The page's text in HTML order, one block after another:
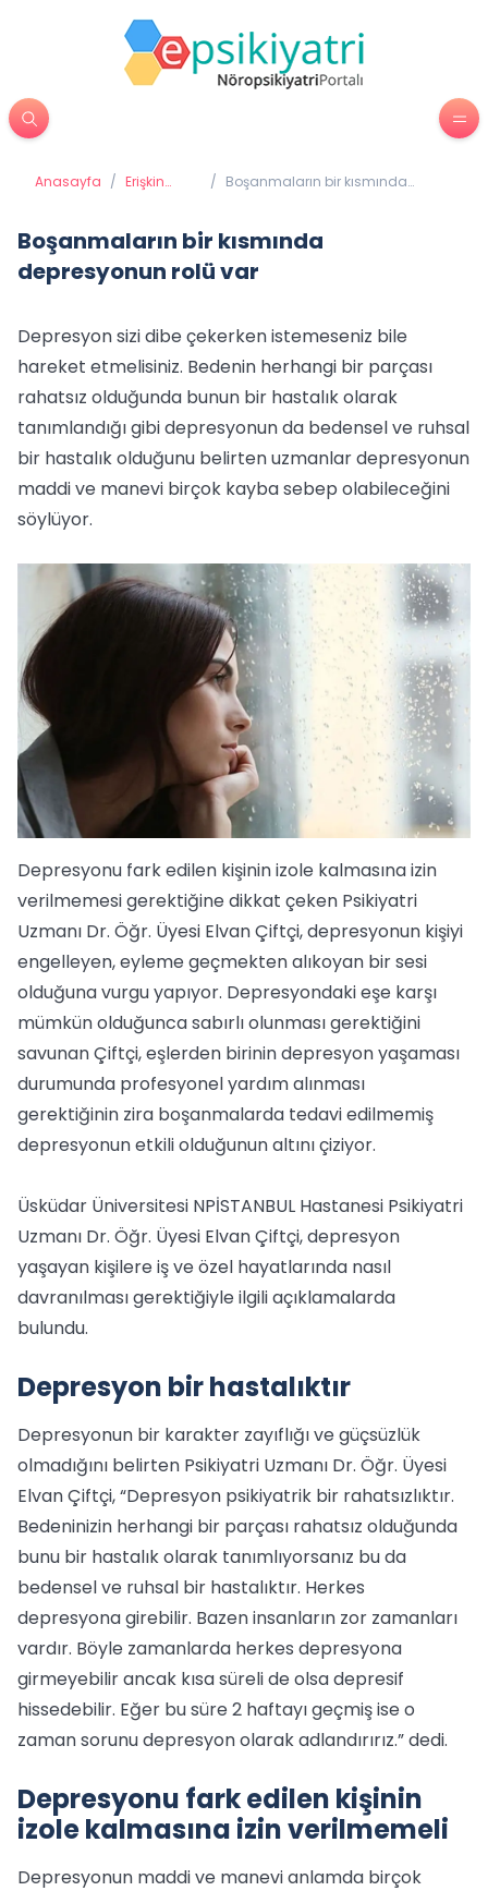
Anasayfa / Erişkin
/ Boşanmaların bir kısmında
Boşanmaların bir kısmında
depresyonun rolü var
Depresyon sizi dibe çekerken istemeseniz bile
hareket etmelisiniz. Bedenin herhangi bir parçası
rahatsız olduğunda bunun bir hastalık olarak
tanımlandığı gibi depresyonun da bedensel ve ruhsal
bir hastalık olduğunu belirten uzmanlar depresyonun
maddi ve manevi birçok kayba sebep olabileceğini
söylüyor.
Depresyonu fark edilen kişinin izole kalmasına izin
verilmemesi gerektiğine dikkat çeken Psikiyatri
Uzmanı Dr. Öğr. Üyesi Elvan Çiftçi, depresyonun kişiyi
engelleyen, eyleme geçmekten alıkoyan bir sesi
olduğuna vurgu yapıyor. Depresyondaki eşe karşı
mümkün olduğunca sabırlı olunması gerektiğini
savunan Çiftçi, eşlerden birinin depresyon yaşaması
durumunda profesyonel yardım alınması
gerektiğinin zira boşanmalarda tedavi edilmemiş
depresyonun etkili olduğunun altını çiziyor.
Üsküdar Üniversitesi NPİSTANBUL Hastanesi Psikiyatri
Uzmanı Dr. Öğr. Üyesi Elvan Çiftçi, depresyon
yaşayan kişilere iş ve özel hayatlarında nasıl
davranılması gerektiğiyle ilgili açıklamalarda
bulundu.
Depresyon bir hastalıktır
Depresyonun bir karakter zayıflığı ve güçsüzlük
olmadığını belirten Psikiyatri Uzmanı Dr. Öğr. Üyesi
Elvan Çiftçi, “Depresyon psikiyatrik bir rahatsızlıktır.
Bedeninizin herhangi bir parçası rahatsız olduğunda
bunu bir hastalık olarak tanımlıyorsanız bu da
bedensel ve ruhsal bir hastalıktır. Herkes
depresyona girebilir. Bazen insanların zor zamanları
vardır. Böyle zamanlarda herkes depresyona
girmeyebilir ancak kısa süreli de olsa depresif
hissedebilir. Eğer bu süre 2 haftayı geçmiş ise o
zaman sorunu depresyon olarak adlandırırız.” dedi.
Depresyonu fark edilen kişinin
izole kalmasına izin verilmemeli
Depresyonun maddi ve manevi anlamda birçok